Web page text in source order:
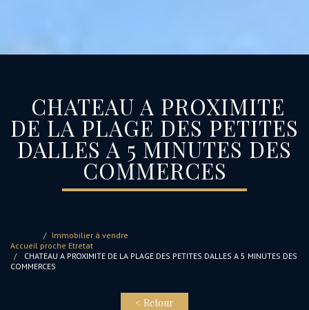
CHATEAU A PROXIMITE
DE LA PLAGE DES PETITES
DALLES A 5 MINUTES DES
COMMERCES
Accueil
Immobilier à vendre
proche Etretat
CHATEAU A PROXIMITE DE LA PLAGE DES PETITES DALLES A 5 MINUTES DES
COMMERCES
< Retour